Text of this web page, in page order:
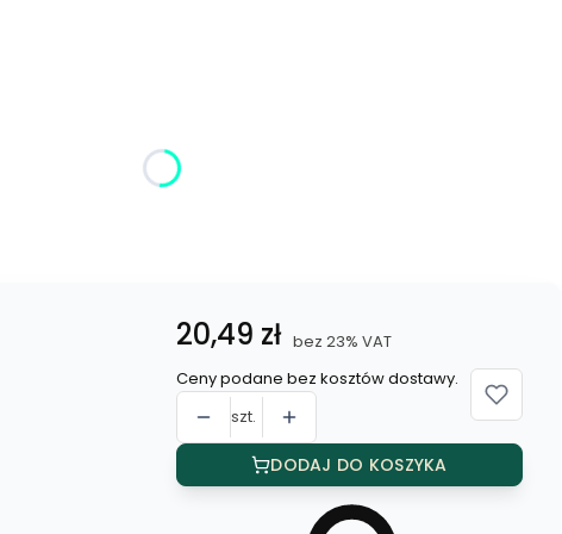
Cena
20,49 zł bez 23% VAT
Ceny podane bez kosztów dostawy.
szt.
DODAJ DO KOSZYKA